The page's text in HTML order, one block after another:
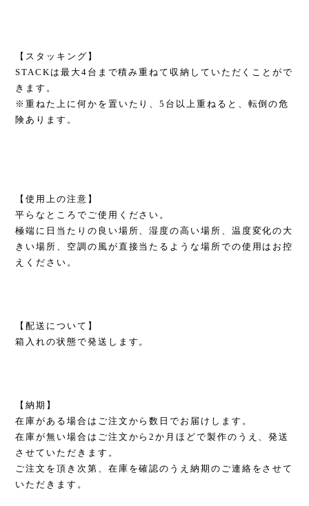
【スタッキング】
STACKは最大4台まで積み重ねて収納していただくことがで
きます。
※重ねた上に何かを置いたり、5台以上重ねると、転倒の危
険あります。
【使用上の注意】
平らなところでご使用ください。
極端に日当たりの良い場所、湿度の高い場所、温度変化の大
きい場所、空調の風が直接当たるような場所での使用はお控
えください。
【配送について】
箱入れの状態で発送します。
【納期】
在庫がある場合はご注文から数日でお届けします。
在庫が無い場合はご注文から2か月ほどで製作のうえ、発送
させていただきます。
ご注文を頂き次第、在庫を確認のうえ納期のご連絡をさせて
いただきます。